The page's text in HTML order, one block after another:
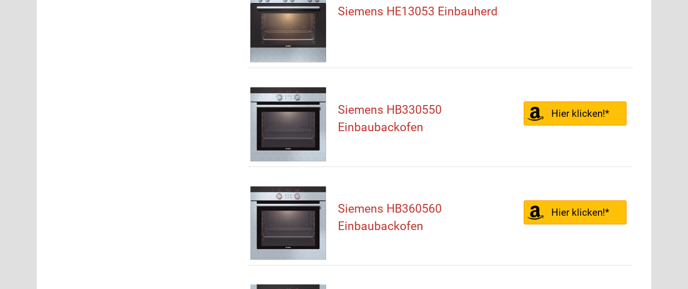
Siemens HE13053 Einbauherd
Siemens HB330550
Einbaubackofen
Hier klicken!*
Siemens HB360560
Einbaubackofen
Hier klicken!*